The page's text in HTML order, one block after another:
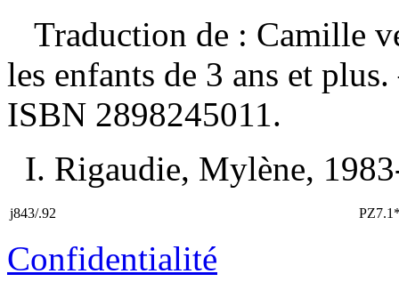
Traduction de : Camille
les enfants de 3 ans et
ISBN 2898245011.
I. Rigaudie, Mylène,
j843/.92
Confidentialité